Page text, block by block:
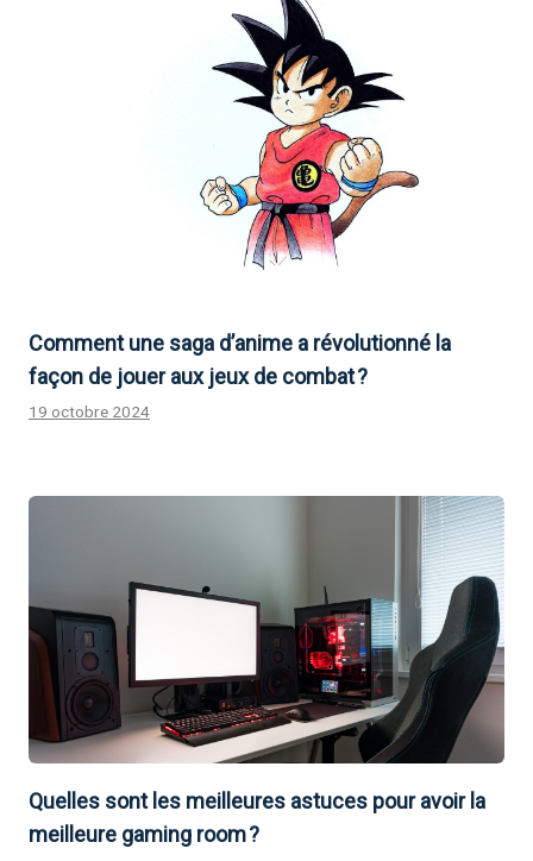
Comment une saga d’anime a révolutionné la
façon de jouer aux jeux de combat ?
19 octobre 2024
Quelles sont les meilleures astuces pour avoir la
meilleure gaming room ?